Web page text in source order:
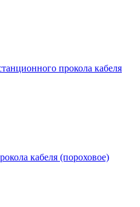
прокола кабеля
кабеля (пороховое)